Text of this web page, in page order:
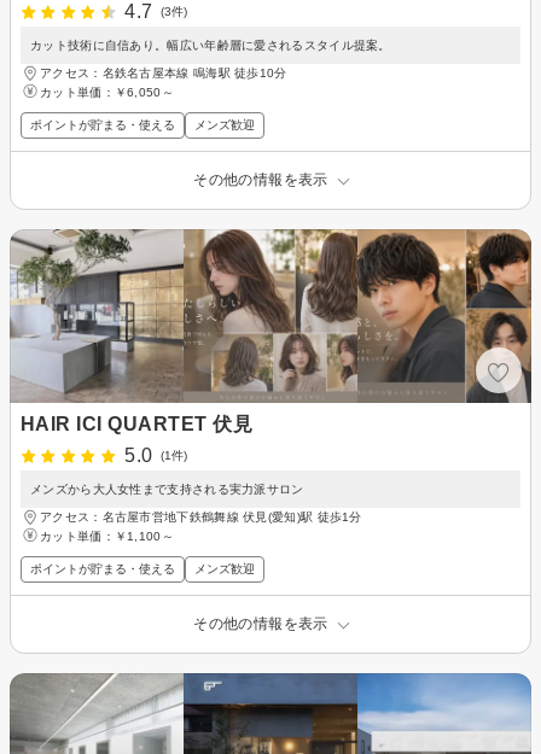
4.7
(3件)
カット技術に自信あり。幅広い年齢層に愛されるスタイル提案。
アクセス：名鉄名古屋本線 鳴海駅 徒歩10分
カット単価： ￥6,050～
ポイントが貯まる・使える メンズ歓迎
その他の情報を表示
HAIR ICI QUARTET 伏見
5.0
(1件)
メンズから大人女性まで支持される実力派サロン
アクセス：名古屋市営地下鉄鶴舞線 伏見(愛知)駅 徒歩1分
カット単価： ￥1,100～
ポイントが貯まる・使える メンズ歓迎
その他の情報を表示